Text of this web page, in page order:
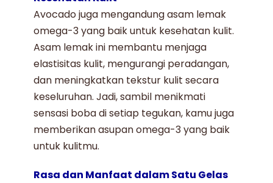
Avocadojuga mengandung asam lemak
omega-3 yang baik untuk kesehatan kulit.
Asam lemak ini membantu menjaga
elastisitas kulit, mengurangi peradangan,
dan meningkatkan tekstur kulit secara
keseluruhan. Jadi, sambil menikmati
sensasi boba di setiap tegukan, kamu juga
memberikan asupan omega-3 yang baik
untuk kulitmu.
Rasa dan Manfaat dalam Satu Gelas